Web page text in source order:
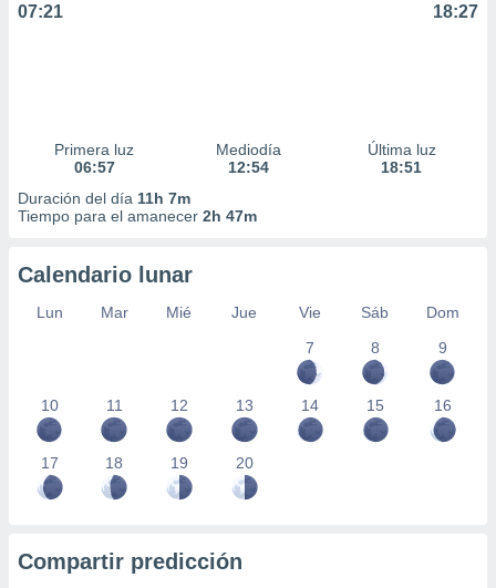
07:21 18:27
Primera luz
06:57
Mediodía
12:54
Última luz
18:51
Duración del día 11h 7m
Tiempo para el amanecer 2h 47m
Calendario lunar
Lun Mar Mié Jue Vie Sáb
Dom
7
8 9
10 11 12 13 14 15 16
17 18 19 20
Compartir predicción